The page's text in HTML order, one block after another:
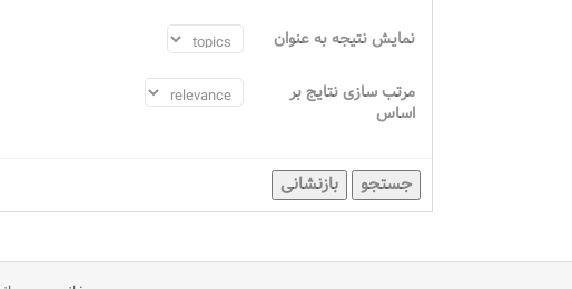
نمایش نتیجه به عنوان
مرتب سازی نتایج بر
اساس
جستجو بازنشانی